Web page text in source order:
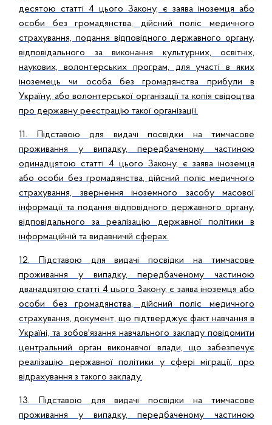
десятою статті 4 цього Закону, є заява іноземця або
особи без громадянства, дійсний поліс медичного
страхування, подання відповідного державного органу,
відповідального за виконання культурних, освітніх,
наукових, волонтерських програм, для участі в яких
іноземець чи особа без громадянства прибули в
Україну, або волонтерської організації та копія свідоцтва
про державну реєстрацію такої організації.
11. Підставою для видачі посвідки на тимчасове
проживання у випадку, передбаченому частиною
одинадцятою статті 4 цього Закону, є заява іноземця
або особи без громадянства, дійсний поліс медичного
страхування, звернення іноземного засобу масової
інформації та подання відповідного державного органу,
відповідального за реалізацію державної політики в
інформаційній та видавничій сферах.
12. Підставою для видачі посвідки на тимчасове
проживання у випадку, передбаченому частиною
дванадцятою статті 4 цього Закону, є заява іноземця або
особи без громадянства, дійсний поліс медичного
страхування, документ, що підтверджує факт навчання в
Україні, та зобов'язання навчального закладу повідомити
центральний орган виконавчої влади, що забезпечує
реалізацію державної політики у сфері міграції, про
відрахування з такого закладу.
13. Підставою для видачі посвідки на тимчасове
проживання у випадку, передбаченому частиною